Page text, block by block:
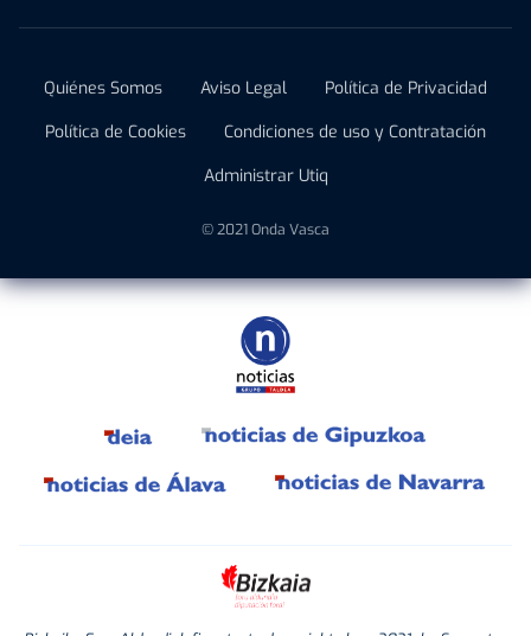
Quiénes Somos Aviso Legal
Política de Privacidad
Política de Cookies
Condiciones de uso y Contratación
Administrar Utiq
© 2021 Onda Vasca